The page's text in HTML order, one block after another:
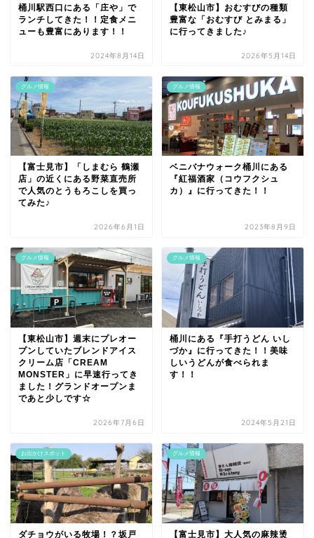
桶川駅西口にある「庄や」で
ランチしてきた！！定食メニ
ューも豊富にあります！！
2024年8月14日
【東松山市】おむすびの種類
豊富な「おむすび とみまる」
に行ってきました♪
2026年5月14日
グルメ情報
【富士見市】「しまむら 鶴瀬
店」の近くにある野菜直売所
で人気のとうもろこしを買っ
てみた♪
2026年6月1日
グルメ情報
ベニバナウォーク桶川にある
『紅福酒家（コウフクシュ
カ）』に行ってきた！！
2023年8月9日
グルメ情報
【東松山市】週末にプレオー
プンしていたブレンドアイス
クリーム店「CREAM
MONSTER」に早速行ってき
ました！グランドオープンま
であと少しです☆
2026年7月6日
グルメ情報
桶川にある『手打うどん いし
づか』に行ってきた！！美味
しいうどんが食べられま
す！！
2024年5月21日
お出かけスポット
ダチョウがいる牧場！？坂戸
グルメ情報
【富士見市】大人気の麻辣烫